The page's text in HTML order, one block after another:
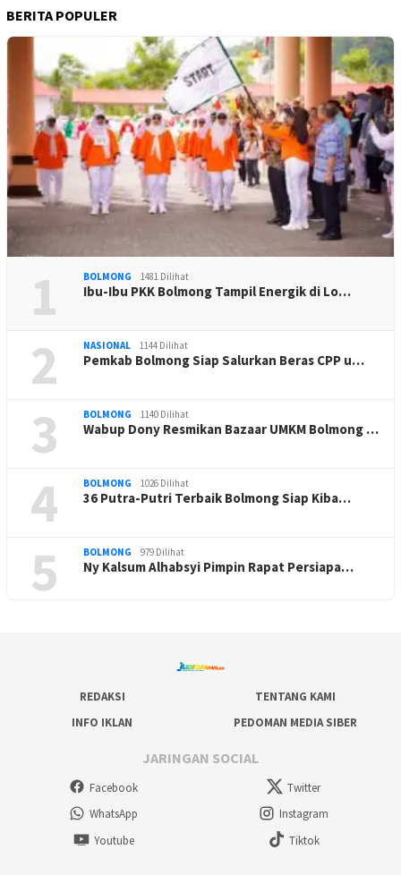
BERITA POPULER
1 BOLMONG 1481 Dilihat
Ibu-Ibu PKK Bolmong Tampil Energik di Lo…
2 NASIONAL 1144 Dilihat
Pemkab Bolmong Siap Salurkan Beras CPP u…
3 BOLMONG 1140 Dilihat
Wabup Dony Resmikan Bazaar UMKM Bolmong …
4 BOLMONG 1026 Dilihat
36 Putra-Putri Terbaik Bolmong Siap Kiba…
5 BOLMONG 979 Dilihat
Ny Kalsum Alhabsyi Pimpin Rapat Persiapa…
REDAKSI
TENTANG KAMI
INFO IKLAN
PEDOMAN MEDIA SIBER
JARINGAN SOCIAL
Facebook
Twitter
WhatsApp
Instagram
Youtube
Tiktok